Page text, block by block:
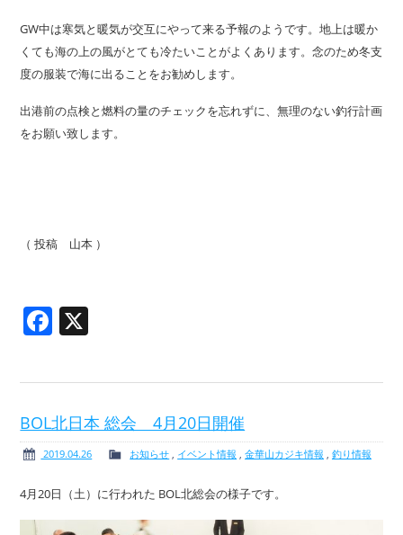
GW中は寒気と暖気が交互にやって来る予報のようです。地上は暖か
くても海の上の風がとても冷たいことがよくあります。念のため冬支
度の服装で海に出ることをお勧めします。
出港前の点検と燃料の量のチェックを忘れずに、無理のない釣行計画
をお願い致します。
（ 投稿 山本 ）
Facebook
BOL北日本 総会 4月20日開催
2019.04.26 お知らせ イベント情報 ,金華山カジキ情報 釣り情報
4月20日（土）に行われた BOL北総会の様子です。